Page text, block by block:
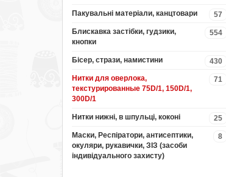
57
Пакувальні матеріали, канцтовари
554
Блискавка застібки, гудзики,
кнопки
430
Бісер, стрази, намистини
71
Нитки для оверлока,
текстурированные 75D/1, 150D/1,
300D/1
25
Нитки нижні, в шпульці, коконі
8
Маски, Респіратори, антисептики,
окуляри, рукавички, ЗІЗ (засоби
індивідуального захисту)